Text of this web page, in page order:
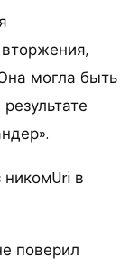
могла быть
в
поверил